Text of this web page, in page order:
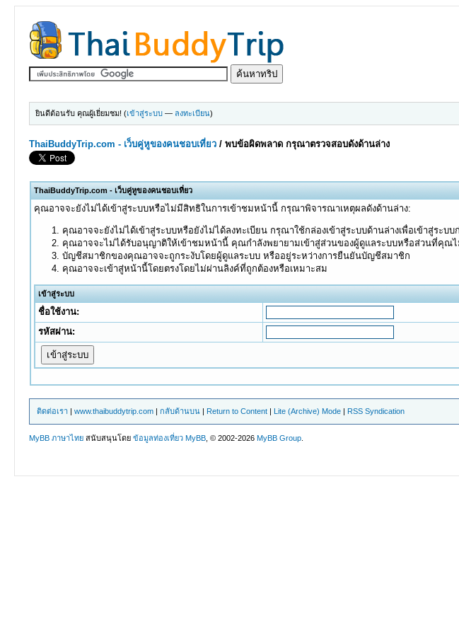
ยินดีต้อนรับ คุณผู้เยี่ยมชม! (เข้าสู่ระบบ — ลงทะเบียน)
ThaiBuddyTrip.com - เว็บคู่หูของคนชอบเที่ยว /พบข้อผิดพลาด กรุณาตรวจสอบดังด้านล่าง
ThaiBuddyTrip.com - เว็บคู่หูของคนชอบเที่ยว
คุณอาจจะยังไม่ได้เข้าสู่ระบบหรือไม่มีสิทธิในการเข้าชมหน้านี้ กรุณาพิจารณาเหตุผลดังด้านล่าง:
คุณอาจจะยังไม่ได้เข้าสู่ระบบหรือยังไม่ได้ลงทะเบียน กรุณาใช้กล่องเข้าสู่ระบบด้านล่างเพื่อเข้าสู่ระบบ
คุณอาจจะไม่ได้รับอนุญาติให้เข้าชมหน้านี้ คุณกำลังพยายามเข้าสู่ส่วนของผู้ดูแลระบบหรือส่วนที่คุณ
บัญชีสมาชิกของคุณอาจจะถูกระงับโดยผู้ดูแลระบบ หรืออยู่ระหว่างการยืนยันบัญชีสมาชิก
คุณอาจจะเข้าสู่หน้านี้โดยตรงโดยไม่ผ่านลิงค์ที่ถูกต้องหรือเหมาะสม
เข้าสู่ระบบ
ชื่อใช้งาน:
รหัสผ่าน:
ติดต่อเรา |www.thaibuddytrip.com |กลับด้านบน | Return to Content | Lite (Archive) Mode | RSS Syndication
MyBB ภาษาไทย สนับสนุนโดยข้อมูลท่องเที่ยว MyBB , © 2002-2026MyBB Group